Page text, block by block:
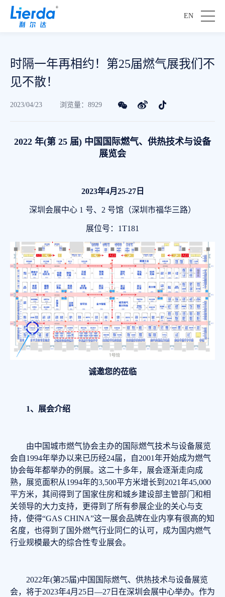
EN
时隔一年再相约！第25届燃气展我们不
见不散！
2023/04/23 浏览量：8929
2022 年(第 25 届) 中国国际燃气、供热技术与设备
展览会
2023年4月25-27日
深圳会展中心 1 号、2 号馆（深圳市福华三路）
展位号：1T181
诚邀您的莅临
1、 展会介绍
由中国城市燃气协会主办的国际燃气技术与设备展览
会自1994年举办以来已历经24届，自2001年开始成为燃气
协会每年都举办的例展。这二十多年，展会逐渐走向成
熟，展览面积从1994年的3,500平方米增长到2021年45,000
平方米，其间得到了国家住房和城乡建设部主管部门和相
关领导的大力支持，更得到了所有参展企业的关心与支
持，使得“GAS CHINA”这一展会品牌在业内享有很高的知
名度，也得到了国外燃气行业同仁的认可，成为国内燃气
行业规模最大的综合性专业展会。
2022年(第25届)中国国际燃气、供热技术与设备展览
会，将于2023年4月25日—27日在深圳会展中心举办。作为